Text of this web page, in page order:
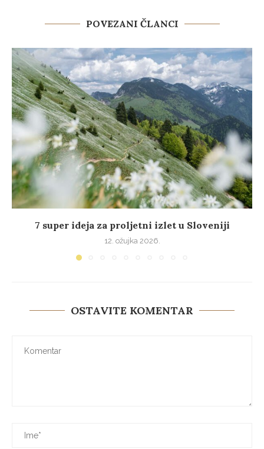
POVEZANI ČLANCI
7 super ideja za proljetni izlet u Sloveniji
12. ožujka 2026.
OSTAVITE KOMENTAR